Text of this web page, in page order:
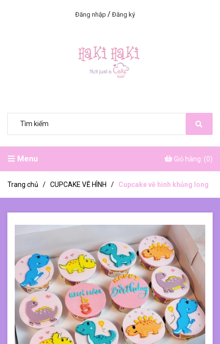
Đăng nhập / Đăng ký
Menu Giỏ hàng: (0)
Trang chủ / CUPCAKE VẼ HÌNH / Cupcake vẽ hình khủng long